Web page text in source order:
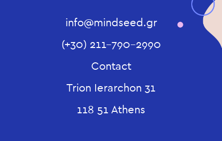
info@mindseed.gr
(+30) 211-790-2990
Contact
Trion Ierarchon 31
118 51 Athens